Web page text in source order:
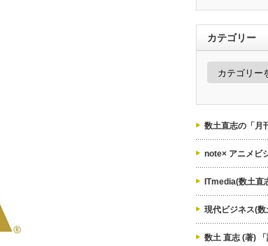
ブ
カテゴリー
カ
ー
数土直志の「月
note× アニメビ
ITmedia(数土直
現代ビジネス(数
数土 直志 (著)